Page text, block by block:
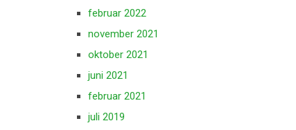
februar 2022
november 2021
oktober 2021
juni 2021
februar 2021
juli 2019